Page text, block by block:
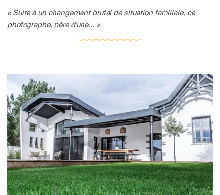
« Suite à un changement brutal de situation familiale, ce
photographe, père d'une... »